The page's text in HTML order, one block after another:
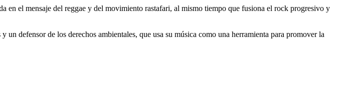
en el mensaje del reggae y del movimiento rastafari, al mismo tiempo que fusiona el rock progresivo y
defensor de los derechos ambientales, que usa su música como una herramienta para promover la